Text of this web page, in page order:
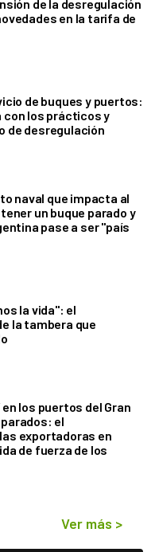
de la desregulación
en la tarifa de
de buques y puertos:
con los prácticos y
de desregulación
naval que impacta al
un buque parado y
pase a ser "país
la vida": el
la tambera que
los puertos del Gran
el
exportadoras en
de fuerza de los
Ver más >